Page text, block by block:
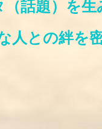
（話題）を生
人との絆を